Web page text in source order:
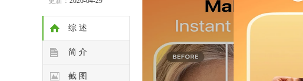
综 述
简 介
截 图